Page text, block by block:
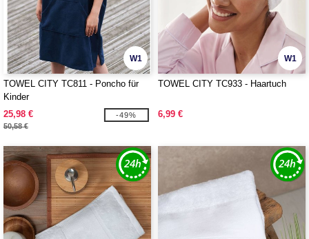
W1
TOWEL CITY TC811 - Poncho für
Kinder
25,98 €
50,58 €
-49%
W1
TOWEL CITY TC933 - Haartuch
6,99 €